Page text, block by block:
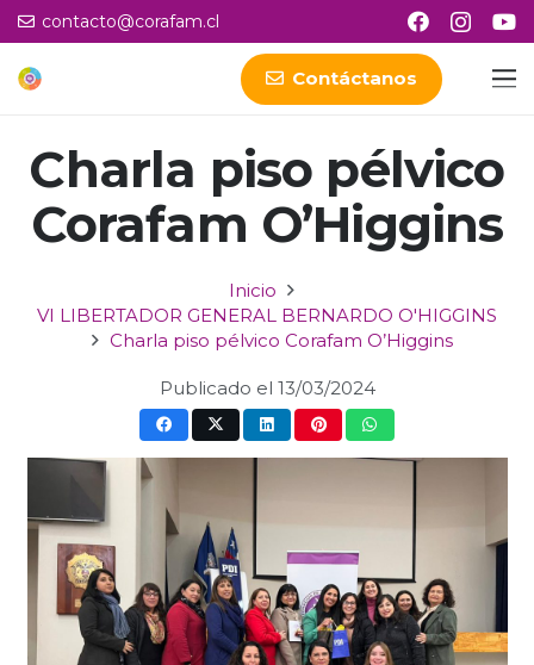
contacto@corafam.cl
Contáctanos
Charla piso pélvico
Corafam O’Higgins
Inicio
VI LIBERTADOR GENERAL BERNARDO O'HIGGINS
Charla piso pélvico Corafam O’Higgins
Publicado el 13/03/2024